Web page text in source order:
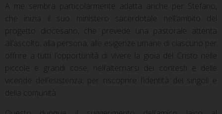
A me sembra particolarmente adatta anche per Stefano,
che inizia il suo ministero sacerdotale nell’ambito del
progetto diocesano, che prevede una pastorale attenta
all’ascolto, alla persona, alle esigenze umane di ciascuno per
offrire a tutti l’opportunità di vivere la gioia del Cristo nelle
piccole e grandi cose, nell’alternarsi dei contesti e delle
vicende dell’esistenza, per riscoprire l’identità dei singoli e
della comunità.